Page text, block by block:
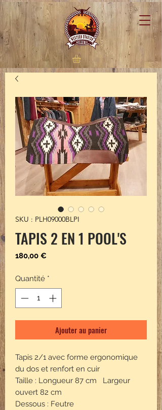
SKU : PLH09000BLPI
TAPIS 2 EN 1 POOL'S
180,00 €Prix
Quantité *
Ajouter au panier
Tapis 2/1 avec forme ergonomique
du dos et renfort en cuir
Taille : Longueur 87 cm Largeur
ouvert 82 cm
Dessous : Feutre